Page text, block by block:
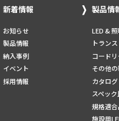
新着情報
お知らせ
製品情報
納入事例
イベント
採用情報
製品情
LED &
トランス
コード
その他
カタログ
スペッ
規格適
施設用